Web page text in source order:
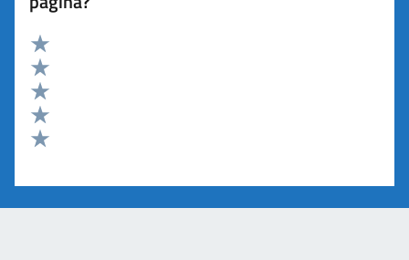
Valuta 5 stelle su 5
Valuta 4 stelle su 5
Valuta 3 stelle su 5
Valuta 2 stelle su 5